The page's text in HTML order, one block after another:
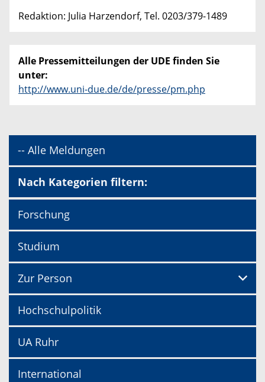
Redaktion: Julia Harzendorf, Tel. 0203/379-1489
Alle Pressemitteilungen der UDE finden Sie
unter:
http://www.uni-due.de/de/presse/pm.php
-- Alle Meldungen
Nach Kategorien filtern:
Forschung
Studium
Zur Person
Hochschulpolitik
UA Ruhr
International